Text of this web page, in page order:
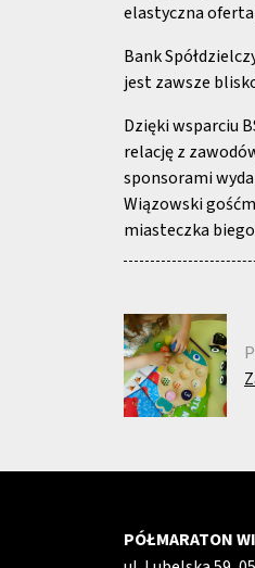
elastyczna
Bank
jest zawsze
Dzięki wsparciu
relację z
sponsorami
Wiązowski
miasteczka
PÓŁMARATON